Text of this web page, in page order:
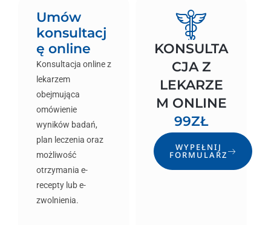
Umów
konsultacj
ę online
Konsultacja online z
lekarzem
obejmująca
omówienie
wyników badań,
plan leczenia oraz
możliwość
otrzymania e-
recepty lub e-
zwolnienia.
KONSULTA
CJA Z
LEKARZE
M ONLINE
99ZŁ
WYPEŁNIJ
FORMULARZ